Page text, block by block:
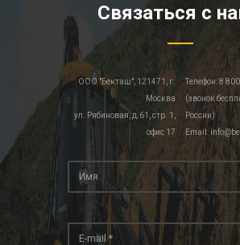
Связаться с
Телефон: 8
(звонок
России)
Email:
ООО "Бекташ", 121471, г.
Москва
ул. Рябиновая, д.61, стр. 1,
офис 17